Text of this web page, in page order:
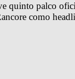
quinto palco
como